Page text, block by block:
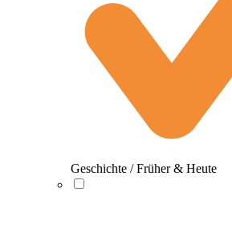
Geschichte / Früher & Heute